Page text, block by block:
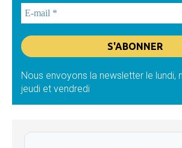
Nous envoyons la newsletter le lundi,
jeudi et vendredi